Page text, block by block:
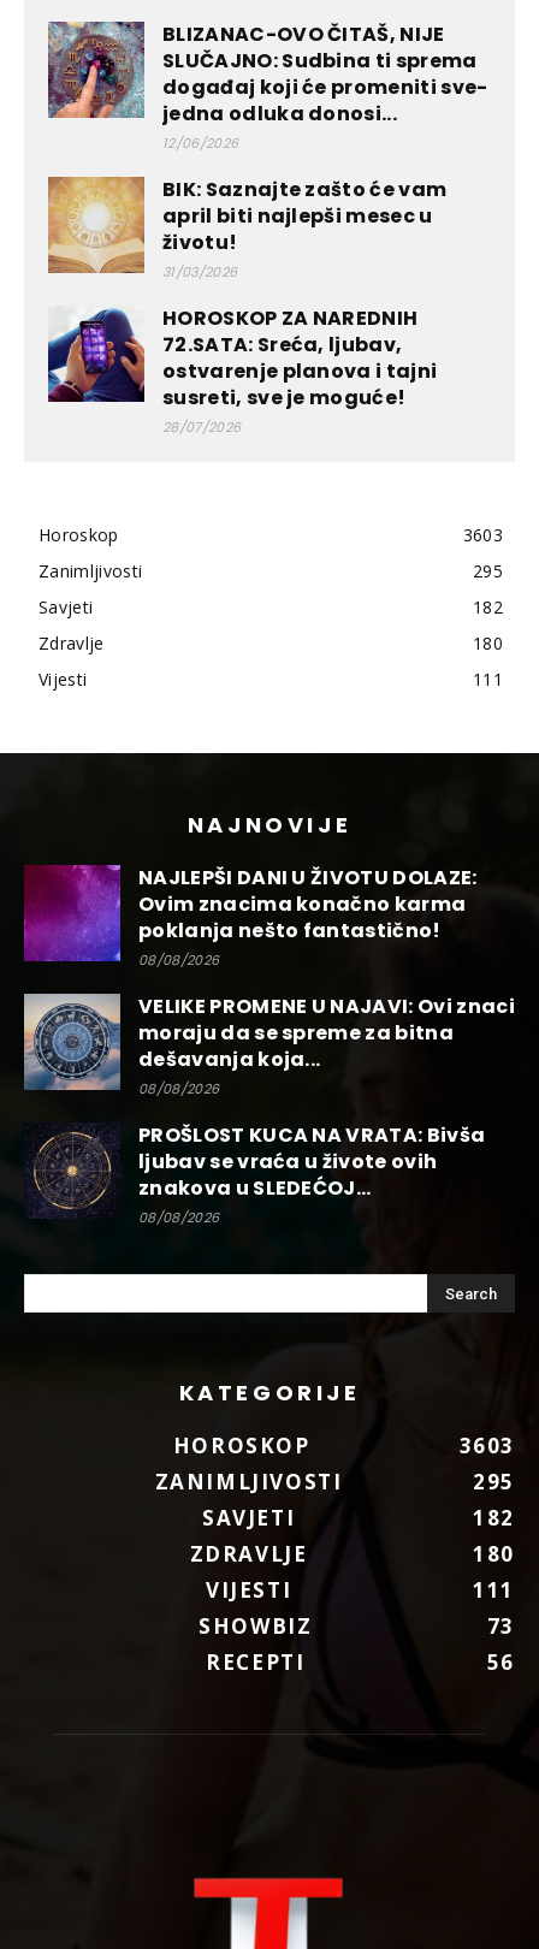
BLIZANAC-OVO ČITAŠ, NIJE
SLUČAJNO: Sudbina ti sprema
događaj koji će promeniti sve-
jedna odluka donosi...
12/06/2026
BIK: Saznajte zašto će vam
april biti najlepši mesec u
životu!
31/03/2026
HOROSKOP ZA NAREDNIH
72.SATA: Sreća, ljubav,
ostvarenje planova i tajni
susreti, sve je moguće!
28/07/2026
Horoskop
3603
Zanimljivosti
295
Savjeti
182
Zdravlje
180
Vijesti
111
NAJNOVIJE
NAJLEPŠI DANI U ŽIVOTU DOLAZE:
Ovim znacima konačno karma
poklanja nešto fantastično!
08/08/2026
VELIKE PROMENE U NAJAVI: Ovi znaci
moraju da se spreme za bitna
dešavanja koja...
08/08/2026
PROŠLOST KUCA NA VRATA: Bivša
ljubav se vraća u živote ovih
znakova u SLEDEĆOJ...
08/08/2026
KATEGORIJE
HOROSKOP
3603
ZANIMLJIVOSTI
295
SAVJETI
182
ZDRAVLJE
180
VIJESTI
111
SHOWBIZ
73
RECEPTI
56